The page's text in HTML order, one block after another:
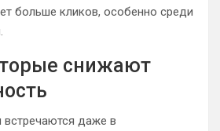
больше кликов, особенно среди
снижают
даже в